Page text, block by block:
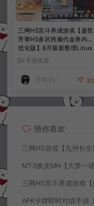
三网H5宫斗养成游戏【盛世
芳華H5多区跨服代金券内购
优化版】8月最新整理Linux
手工服务端+CDK授权后台
+全资源安卓+详细搭建教程
+视频教程
手游资源
冷雨泽ღ 30
猜你喜欢